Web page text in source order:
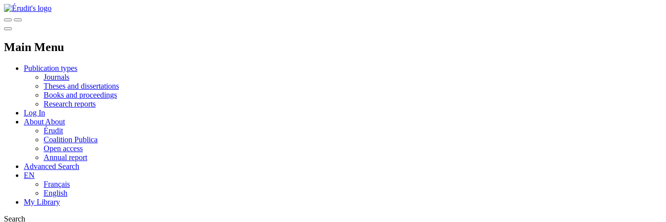
Main Menu
Publication types
Journals
Theses and dissertations
Books and proceedings
Research reports
Log In
About About
Érudit
Coalition Publica
Open access
Annual report
Advanced Search
EN
Français
English
My Library
Search